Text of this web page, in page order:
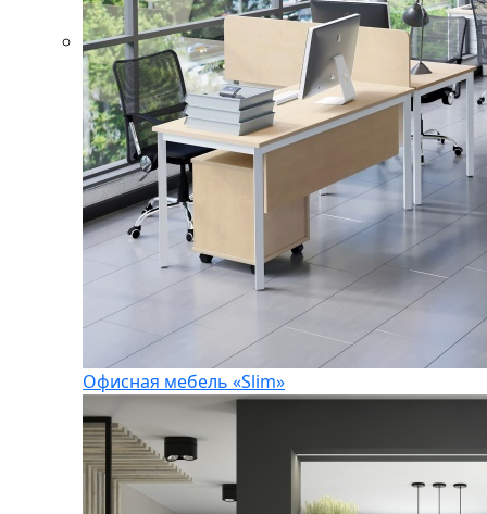
Офисная мебель «Slim»